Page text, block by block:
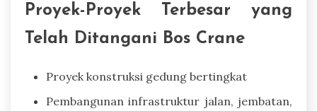
Proyek-Proyek Terbesar yang
Telah Ditangani Bos Crane
Proyek konstruksi gedung bertingkat
Pembangunan infrastruktur jalan, jembatan,